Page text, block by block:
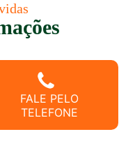
FALE PELO
TELEFONE